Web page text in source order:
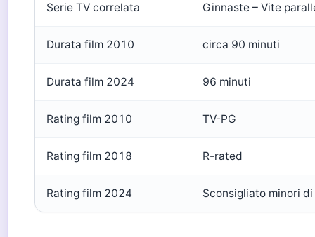
Serie TV correlata Ginnaste – Vite
Durata film 2010 circa 90 minuti
Durata film 2024 96 minuti
Rating film 2010 TV-PG
Rating film 2018 R-rated
Rating film 2024 Sconsigliato minori